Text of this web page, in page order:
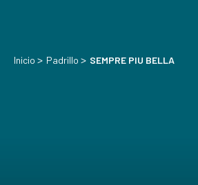
Inicio > Padrillo > SEMPRE PIU BELLA